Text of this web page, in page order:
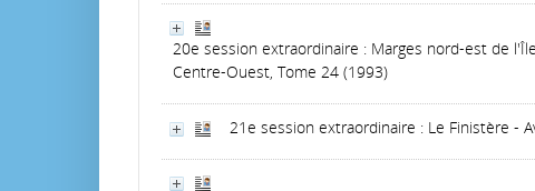
20e session extraordinaire : Marges nord-est de
Centre-Ouest, Tome 24 (1993)
21e session extraordinaire : Le Finistère -